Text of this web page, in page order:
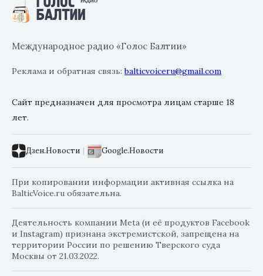
Международное радио «Голос Балтии»
Реклама и обратная связь:balticvoiceru@gmail.com
Сайт предназначен для просмотра лицам старше 18
лет.
Дзен.Новости | Google.Новости
При копировании информации активная ссылка на
BalticVoice.ru обязательна.
Деятельность компании Meta (и её продуктов Facebook
и Instagram) признана экстремистской, запрещена на
территории России по решению Тверского суда
Москвы от 21.03.2022.